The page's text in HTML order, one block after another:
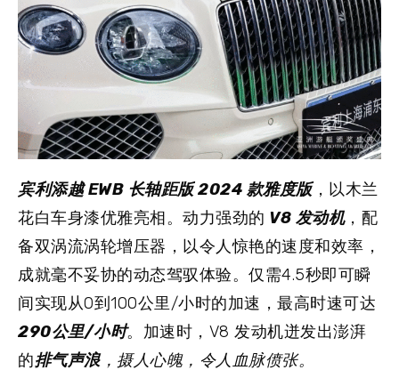
宾利添越 EWB 长轴距版 2024 款雅度版，以木兰
花白车身漆优雅亮相。动力强劲的 V8 发动机，配
备双涡流涡轮增压器，以令人惊艳的速度和效率，
成就毫不妥协的动态驾驭体验。仅需4.5秒即可瞬
间实现从0到100公里/小时的加速，最高时速可达
290公里/小时。加速时，V8 发动机迸发出澎湃
的排气声浪，摄人心魄，令人血脉偾张。